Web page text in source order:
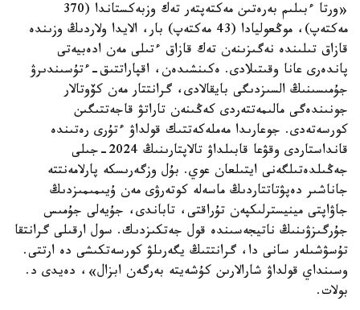
«ورتا ءبىلىم بەرەتىن مەكتەپتەر تەك وزبەكستاندا (370
مەكتەپ)، موڭعوليادا (43 مەكتەپ) بار، الايدا ولاردىڭ وزىندە
قازاق تىلىندە نەگىزىنەن تەك قازاق ءتىلى مەن ادەبيەتى
پاندەرى عانا وقىتىلادى. ەكىنشىدەن، اقپاراتتىق-ءتۇسىندىرۋ
جۇمىسىنىڭ السىزدىگى بايقالادى، گرانتتار مەن كۆوتالار
جونىندەگى مالىمەتتەردى كەڭىنەن تاراتۋ قاجەتتىگىن
كورسەتەدى. جوعارىدا مەملەكەتتىك قولداۋ ءتۇرى رەتىندە
قانداستاردى وقۋعا قابىلداۋ تالاپتارىنىڭ 2024-جىلى
جەڭىلدەتىلگەنى ايتىلعان عوي. بۇل وزگەرىسكە پارلامەنتتە
جاناشىر دەپۋتاتتاردىڭ ماسەلە كوتەرۋى مەن ۇيىمىمىزدىڭ
جاۋاپتى مينيسترلىكپەن تۇراقتى، تاباندى، جۇيەلى جۇمىس
جۇرگىزۋىنىڭ ناتيجەسىندە قول جەتكىزدىك. سول ارقىلى گرانتقا
تۇسۋشىلەر سانى دا، گرانتتىڭ يگەرىلۋ كورسەتكىشى دە ارتتى.
وسىنداي قولداۋ شارالارىن كۇشەيتە بەرگەن ابزال»، دەيدى د.
بولات.